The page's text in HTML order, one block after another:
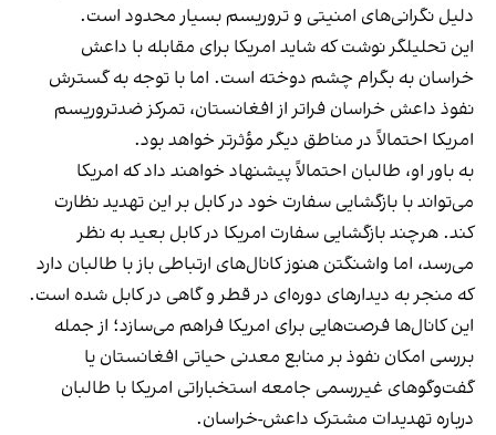
دلیل نگرانی‌های امنیتی و تروریسم بسیار محدود است.
این تحلیلگر نوشت که شاید امریکا برای مقابله با داعش
خراسان به بگرام چشم دوخته است. اما با توجه به گسترش
نفوذ داعش خراسان فراتر از افغانستان، تمرکز ضدتروریسم
امریکا احتمالاً در مناطق دیگر مؤثرتر خواهد بود.
به باور او، طالبان احتمالاً پیشنهاد خواهند داد که امریکا
می‌تواند با بازگشایی سفارت خود در کابل بر این تهدید نظارت
کند. هرچند بازگشایی سفارت امریکا در کابل بعید به نظر
می‌رسد، اما واشنگتن هنوز کانال‌های ارتباطی باز با طالبان دارد
که منجر به دیدارهای دوره‌ای در قطر و گاهی در کابل شده است.
این کانال‌ها فرصت‌هایی برای امریکا فراهم می‌سازد؛ از جمله
بررسی امکان نفوذ بر منابع معدنی حیاتی افغانستان یا
گفت‌وگوهای غیررسمی جامعه استخباراتی امریکا با طالبان
درباره تهدیدات مشترک داعش-خراسان.